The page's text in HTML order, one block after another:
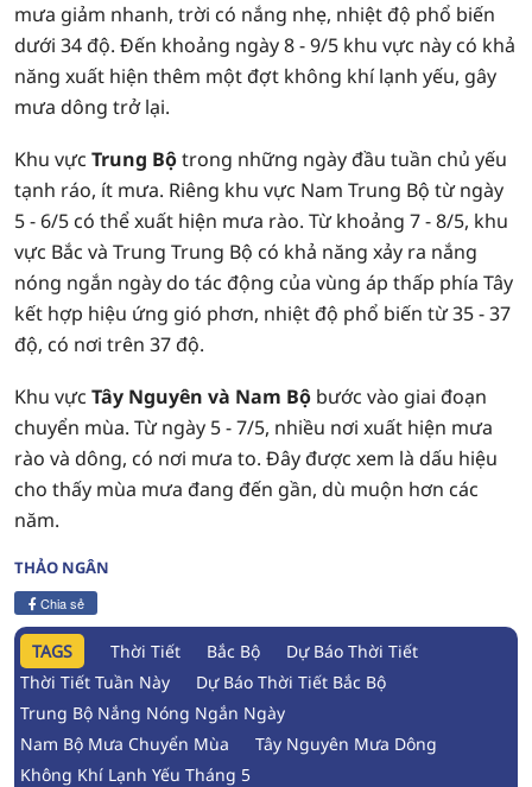
mưa giảm nhanh, trời có nắng nhẹ, nhiệt độ phổ biến
dưới 34 độ. Đến khoảng ngày 8 - 9/5 khu vực này có khả
năng xuất hiện thêm một đợt không khí lạnh yếu, gây
mưa dông trở lại.
Khu vực Trung Bộtrong những ngày đầu tuần chủ yếu
tạnh ráo, ít mưa. Riêng khu vực Nam Trung Bộ từ ngày
5 - 6/5 có thể xuất hiện mưa rào. Từ khoảng 7 - 8/5, khu
vực Bắc và Trung Trung Bộ có khả năng xảy ra nắng
nóng ngắn ngày do tác động của vùng áp thấp phía Tây
kết hợp hiệu ứng gió phơn, nhiệt độ phổ biến từ 35 - 37
độ, có nơi trên 37 độ.
Khu vực Tây Nguyên và Nam Bộ bước vào giai đoạn
chuyển mùa. Từ ngày 5 - 7/5, nhiều nơi xuất hiện mưa
rào và dông, có nơi mưa to. Đây được xem là dấu hiệu
cho thấy mùa mưa đang đến gần, dù muộn hơn các
năm.
THẢO NGÂN
Chia sẻ
TAGS Thời Tiết Bắc Bộ
Dự Báo Thời Tiết
Thời Tiết Tuần Này
Dự Báo Thời Tiết Bắc Bộ
Trung Bộ Nắng Nóng Ngắn Ngày
Nam Bộ Mưa Chuyển Mùa
Tây Nguyên Mưa Dông
Không Khí Lạnh Yếu Tháng 5